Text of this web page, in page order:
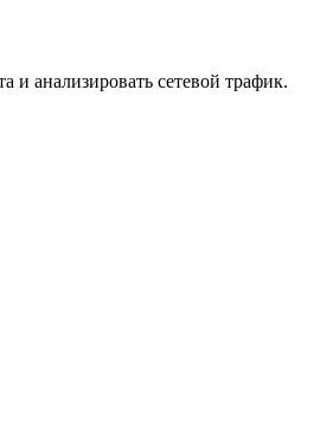
анализировать сетевой трафик.